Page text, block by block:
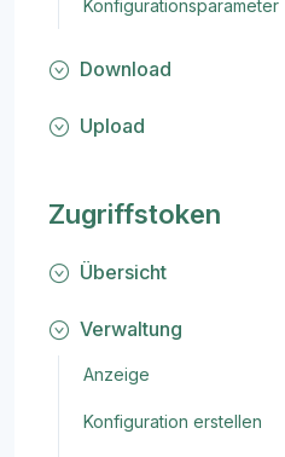
Konfigurationsparameter
Download
Upload
Zugriffstoken
Übersicht
Verwaltung
Anzeige
Konfiguration erstellen